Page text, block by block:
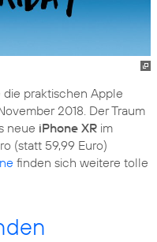
praktischen Apple
2018. Der Traum
neue iPhone XR im
(statt 59,99 Euro)
finden sich weitere tolle